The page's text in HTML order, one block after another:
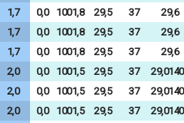
1,7 0,0 1001,8 29,5 37
29,6
1,7 0,0 1001,8 29,5 37
29,6
1,7 0,0 1001,8 29,5 37
29,6
2,0 0,0 1001,5 29,5 37
2,0 0,0 1001,5 29,5 37
2,0 0,0 1001,5 29,5 37